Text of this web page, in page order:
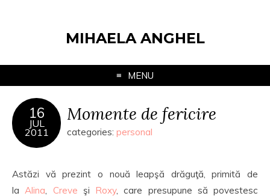
MIHAELA ANGHEL
MENU
16
JUL
2011
Momente de fericire
categories: personal
Astăzi vă prezint o nouă leapşă drăguţă, primită de
laAlina, Creve şi Roxy, care presupune să povestesc